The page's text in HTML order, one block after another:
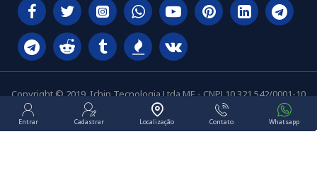
Copyright © 2019, Ichip Tecnologia Ltda ME - CNPJ 10.321.542/0001-10
Entrar Cadastrar Localização Contato Whatsapp